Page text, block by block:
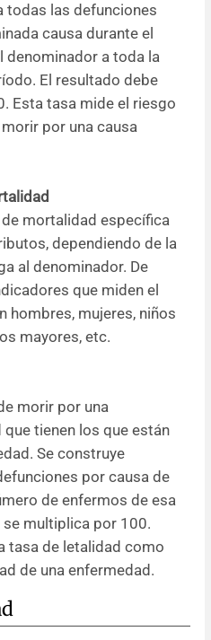
todas las defunciones
causa durante el
denominador a toda la
El resultado debe
Esta tasa mide el riesgo
por una causa
mortalidad específica
dependiendo de la
al denominador. De
que miden el
hombres, mujeres, niños
mayores, etc.
morir por una
tienen los que están
Se construye
por causa de
de enfermos de esa
multiplica por 100.
tasa de letalidad como
de una enfermedad.